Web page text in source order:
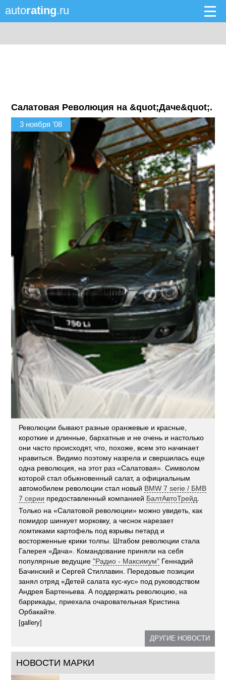
autorating.ru
Салатовая Революция на &quot;Даче&quot;.
3 ноября '08
Революции бывают разные оранжевые и красные,
короткие и длинные, бархатные и не очень и настолько
они часто происходят, что, похоже, всем это начинает
нравиться. Видимо поэтому назрела и свершилась еще
одна революция, на этот раз «Салатовая». Символом
которой стал обыкновенный салат, а официальным
автомобилем революции стал новый BMW 7 serie / БМВ
7 серии предоставленный компанией БалтАвтоТрейд.
Только на «Салатовой революции» можно увидеть, как
помидор шинкует морковку, а чеснок нарезает
ломтиками картофель под взрывы петард и
восторженные крики толпы. Штабом революции стала
Галерея «Дача». Командование приняли на себя
популярные ведущие"Радио - Максимум" Геннадий
Бачинский и Сергей Стиллавин. Передовые позиции
занял отряд «Детей салата кус-кус» под руководством
Андрея Бартеньева. А поддержать революцию, на
баррикады, приехала очаровательная Кристина
Орбакайте.
[gallery]
ДРУГИЕ НОВОСТИ
НОВОСТИ МАРКИ